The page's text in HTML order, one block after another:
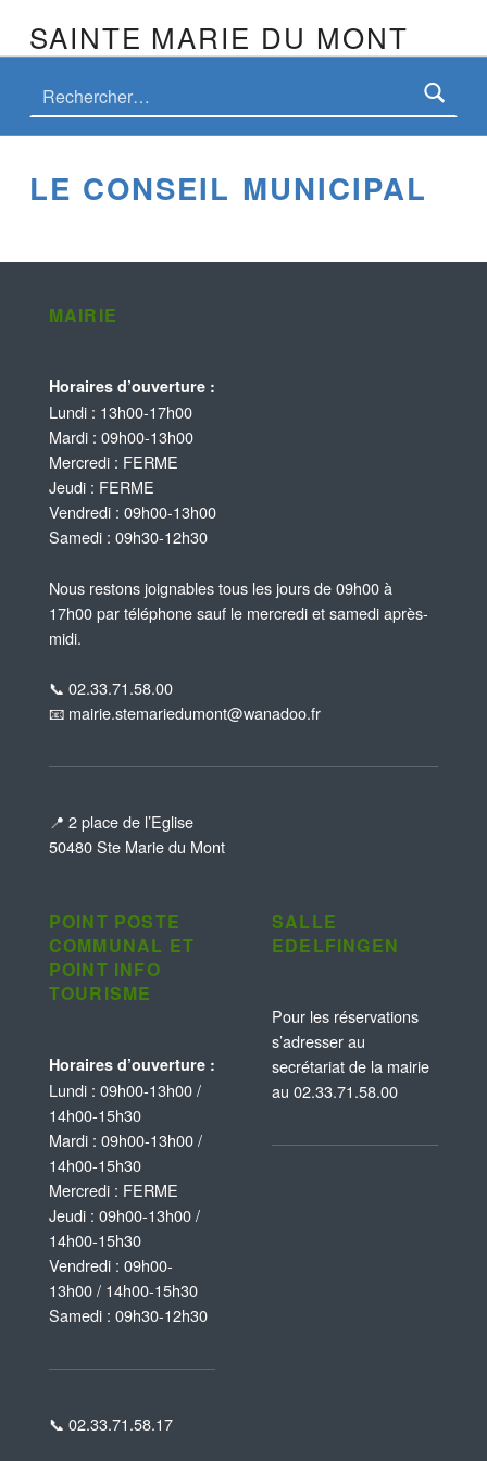
SAINTE MARIE DU MONT
LE CONSEIL MUNICIPAL
MAIRIE
Horaires d’ouverture :
Lundi : 13h00-17h00
Mardi : 09h00-13h00
Mercredi : FERME
Jeudi : FERME
Vendredi : 09h00-13h00
Samedi : 09h30-12h30
Nous restons joignables tous les jours de 09h00 à
17h00 par téléphone sauf le mercredi et samedi après-
midi.
📞 02.33.71.58.00
📧 mairie.stemariedumont@wanadoo.fr
📍 2 place de l’Eglise
50480 Ste Marie du Mont
POINT POSTE
COMMUNAL ET
POINT INFO
TOURISME
Horaires d’ouverture :
Lundi : 09h00-13h00 /
14h00-15h30
Mardi : 09h00-13h00 /
14h00-15h30
Mercredi : FERME
Jeudi : 09h00-13h00 /
14h00-15h30
Vendredi : 09h00-
13h00 / 14h00-15h30
Samedi : 09h30-12h30
📞 02.33.71.58.17
SALLE
EDELFINGEN
Pour les réservations
s’adresser au
secrétariat de la mairie
au 02.33.71.58.00